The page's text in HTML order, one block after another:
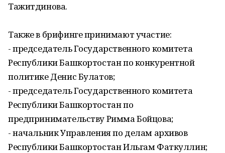
Тажитдинова.
Также в брифинге принимают участие:
- председатель Государственного комитета
Республики Башкортостан по конкурентной
политике Денис Булатов;
- председатель Государственного комитета
Республики Башкортостан по
предпринимательству Римма Бойцова;
- начальник Управления по делам архивов
Республики Башкортостан Ильгам Фаткуллин;